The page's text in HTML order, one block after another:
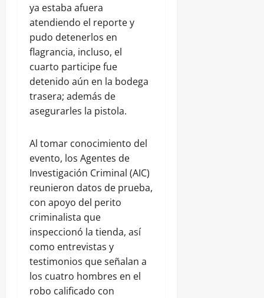
ya estaba afuera
atendiendo el reporte y
pudo detenerlos en
flagrancia, incluso, el
cuarto participe fue
detenido aún en la bodega
trasera; además de
asegurarles la pistola.
Al tomar conocimiento del
evento, los Agentes de
Investigación Criminal (AIC)
reunieron datos de prueba,
con apoyo del perito
criminalista que
inspeccionó la tienda, así
como entrevistas y
testimonios que señalan a
los cuatro hombres en el
robo calificado con